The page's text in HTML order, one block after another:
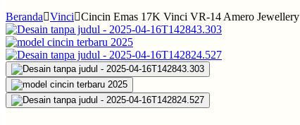
Beranda Vinci Cincin Emas 17K Vinci VR-14 Amero Jewellery